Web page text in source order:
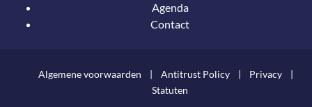
Agenda
Contact
Algemene voorwaarden Antitrust Policy
Privacy
Statuten